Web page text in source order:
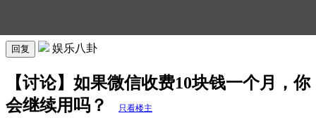
回复 娱乐八卦
【讨论】如果微信收费10块钱一个月，你
会继续用吗？
只看楼主